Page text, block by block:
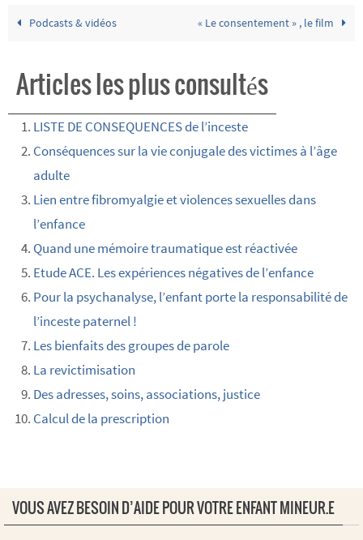
Podcasts & vidéos « Le consentement » , le film
Articles les plus consultés
LISTE DE CONSEQUENCES de l’inceste
Conséquences sur la vie conjugale des victimes à l’âge
adulte
Lien entre fibromyalgie et violences sexuelles dans
l’enfance
Quand une mémoire traumatique est réactivée
Etude ACE. Les expériences négatives de l’enfance
Pour la psychanalyse, l’enfant porte la responsabilité de
l’inceste paternel !
Les bienfaits des groupes de parole
La revictimisation
Des adresses, soins, associations, justice
Calcul de la prescription
VOUS AVEZ BESOIN D’AIDE POUR VOTRE ENFANT MINEUR.E